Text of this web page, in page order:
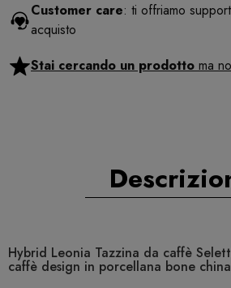
Customer care: ti offriamo
acquisto
Stai cercando un prodotto ma
Hybrid Leonia Tazzina da caffè
caffè design in porcellana bone china